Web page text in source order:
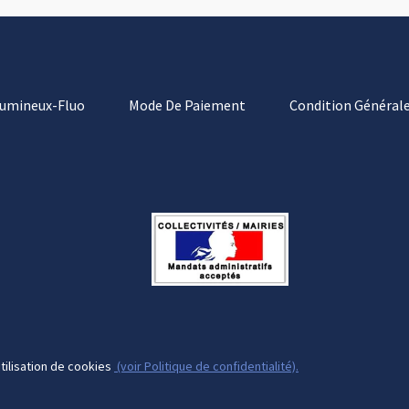
Fluo Mode De Paiement Condition
de cookies (voir Politique de confidentialité).